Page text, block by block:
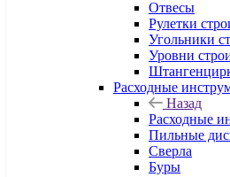
Отвесы
Рулетки
Угольники
Уровни
Расходные
Назад
Расходные
Пильные
Сверла
Буры